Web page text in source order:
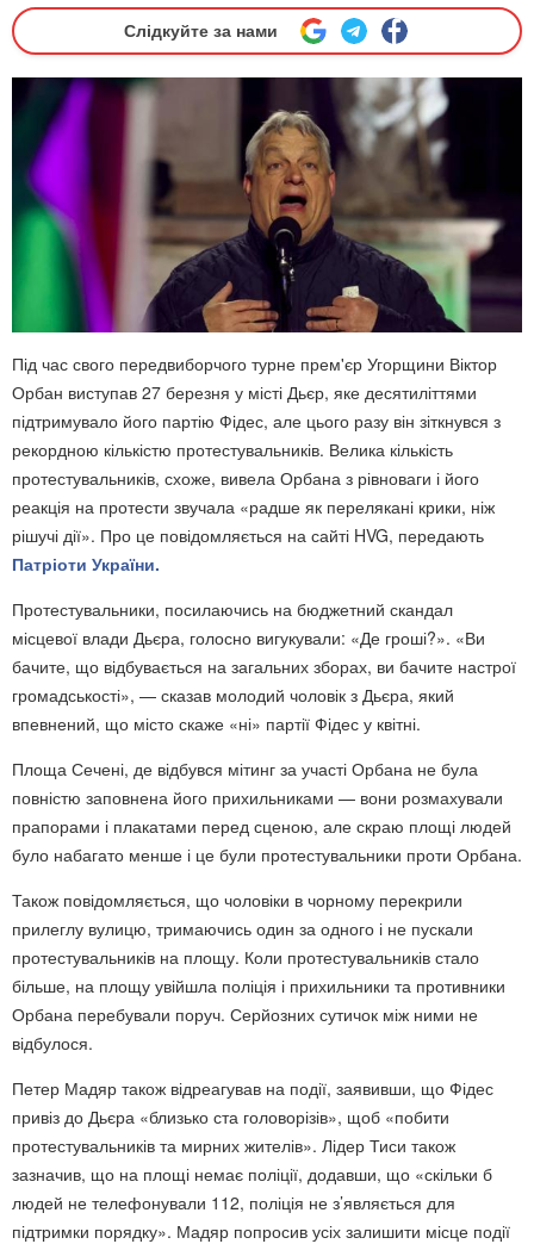
Слідкуйте за нами
Під час свого передвиборчого турне прем'єр Угорщини Віктор
Орбан виступав 27 березня у місті Дьєр, яке десятиліттями
підтримувало його партію Фідес, але цього разу він зіткнувся з
рекордною кількістю протестувальників. Велика кількість
протестувальників, схоже, вивела Орбана з рівноваги і його
реакція на протести звучала «радше як перелякані крики, ніж
рішучі дії». Про це повідомляється на сайті HVG, передають
Патріоти України.
Протестувальники, посилаючись на бюджетний скандал
місцевої влади Дьєра, голосно вигукували: «Де гроші?». «Ви
бачите, що відбувається на загальних зборах, ви бачите настрої
громадськості», — сказав молодий чоловік з Дьєра, який
впевнений, що місто скаже «ні» партії Фідес у квітні.
Площа Сечені, де відбувся мітинг за участі Орбана не була
повністю заповнена його прихильниками — вони розмахували
прапорами і плакатами перед сценою, але скраю площі людей
було набагато менше і це були протестувальники проти Орбана.
Також повідомляється, що чоловіки в чорному перекрили
прилеглу вулицю, тримаючись один за одного і не пускали
протестувальників на площу. Коли протестувальників стало
більше, на площу увійшла поліція і прихильники та противники
Орбана перебували поруч. Серйозних сутичок між ними не
відбулося.
Петер Мадяр також відреагував на події, заявивши, що Фідес
привіз до Дьєра «близько ста головорізів», щоб «побити
протестувальників та мирних жителів». Лідер Тиси також
зазначив, що на площі немає поліції, додавши, що «скільки б
людей не телефонували 112, поліція не з’являється для
підтримки порядку». Мадяр попросив усіх залишити місце події